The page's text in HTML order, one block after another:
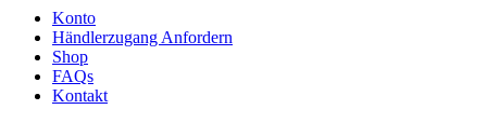
Konto
Händlerzugang Anfordern
Shop
FAQs
Kontakt